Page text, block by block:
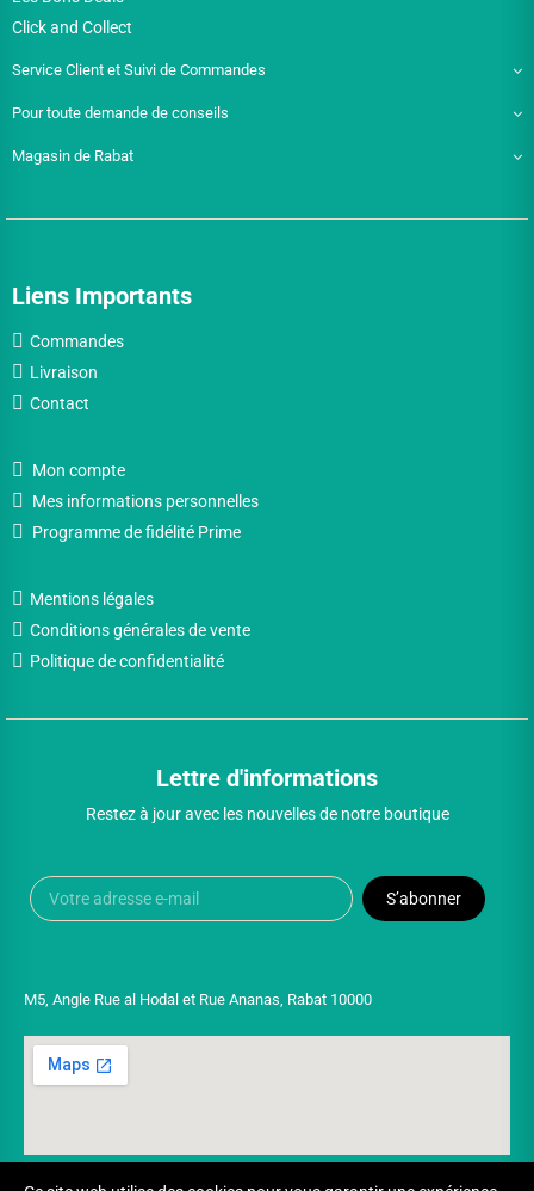
Click and Collect
Service Client et Suivi de Commandes
Pour toute demande de conseils
Magasin de Rabat
Liens Importants
Commandes
Livraison
Contact
Mon compte
Mes informations personnelles
Programme de fidélité Prime
Mentions légales
Conditions générales de vente
Politique de confidentialité
Lettre d'informations
Restez à jour avec les nouvelles de notre boutique
S’abonner
M5, Angle Rue al Hodal et Rue Ananas, Rabat 10000